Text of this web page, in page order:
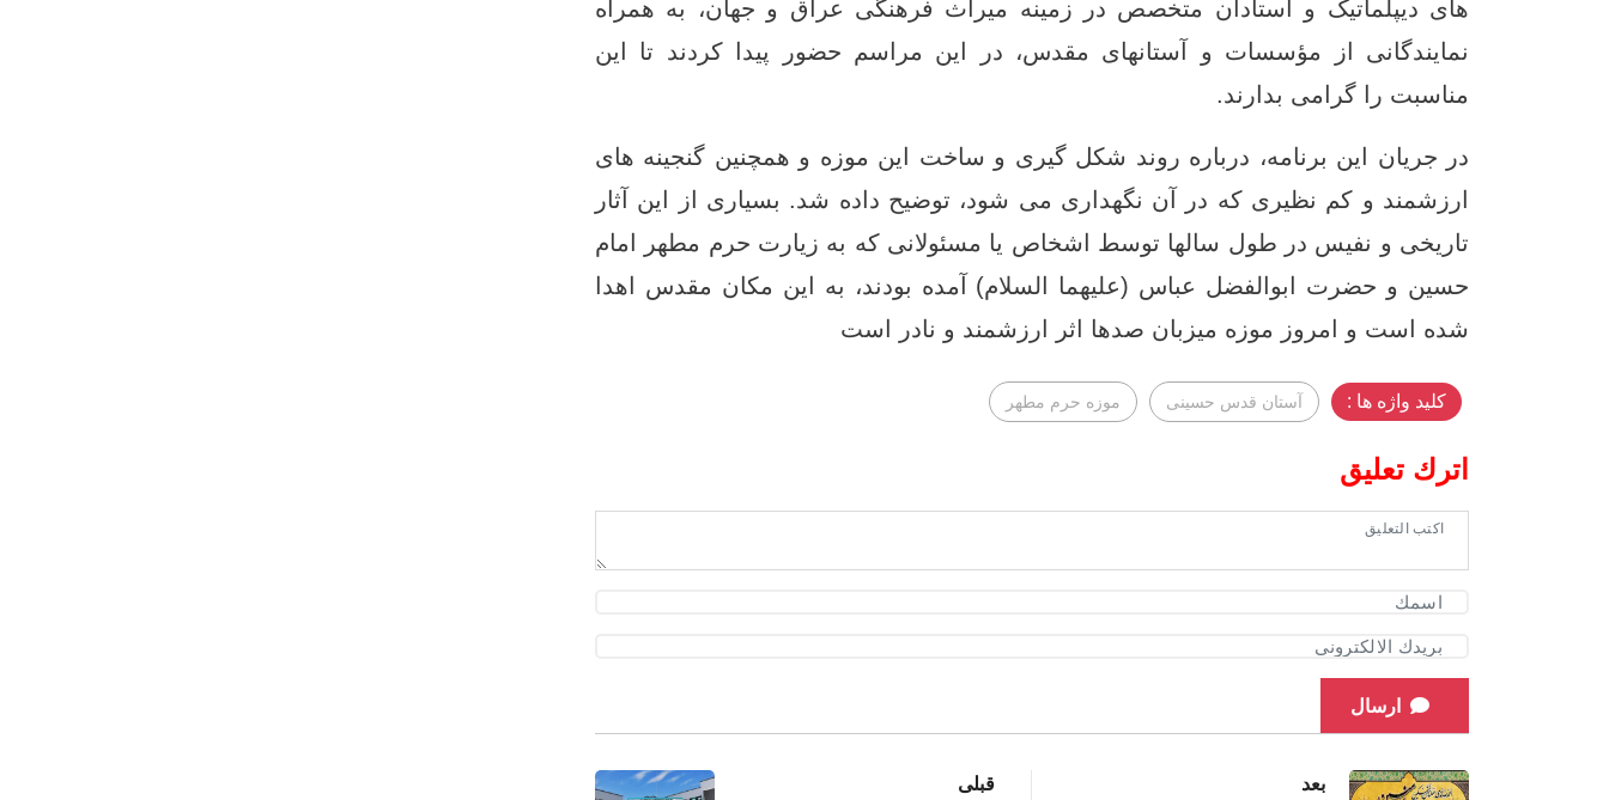
های دیپلماتیک و استادان متخصص در زمینه میراث فرهنگی عراق و جهان، به همراه
نمایندگانی از مؤسسات و آستانهای مقدس، در این مراسم حضور پیدا کردند تا این
مناسبت را گرامی بدارند.
در جریان این برنامه، درباره روند شکل ‌گیری و ساخت این موزه و همچنین گنجینه‌ های
ارزشمند و کم‌ نظیری که در آن نگهداری می ‌شود، توضیح داده شد. بسیاری از این آثار
تاریخی و نفیس در طول سالها توسط اشخاص یا مسئولانی که به زیارت حرم مطهر امام
حسین و حضرت ابوالفضل عباس (علیهما السلام) آمده بودند، به این مکان مقدس اهدا
شده است و امروز موزه میزبان صدها اثر ارزشمند و نادر است
کلید واژه ها : آستان قدس حسینی موزه حرم مطهر
اترك تعليق
ارسال
قبلی بعد